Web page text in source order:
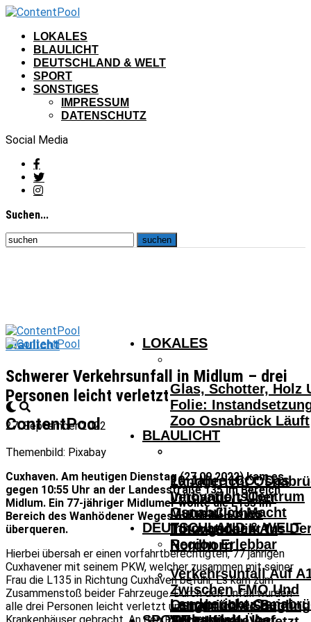
LOKALES
BLAULICHT
DEUTSCHLAND & WELT
SPORT
SONSTIGES
IMPRESSUM
DATENSCHUTZ
Social Media
Suchen...
ContentPool
LOKALES
Glas, Schotter, Holz
Folie:
Zoo Osnabrück Läuft
10 Jahre ICO: Das
InnovationsCentrum
Osnabrück Macht
Innovationen Aus
Region Erlebbar
Landgericht
BLAULICHT
Landgericht
Verhandelt Über
Mutmaßliches
Tötungsdelikt In
Nordhorn
Osnabrücker Beim
DEUTSCHLAND & WELT
Verkehrsunfall Auf
Zwischen FMO Und
Lengerich –
Blaulicht
Schwerer Verkehrsunfall in Midlum – drei
Personen leicht verletzt
27. September 2022
Themenbild: Pixabay
Cuxhaven. Am heutigen Dienstag (27.09.2022) kam es
gegen 10:55 Uhr an der Landesstraße 135 im Bereich
Midlum. Ein 77-jähriger Midlumer wollte die L135 im
Bereich des Wanhödener Weges mit seinem PKW
überqueren.
Hierbei übersah er einen vorfahrtberechtigten, 77 jährigen
Cuxhavener mit seinem PKW, welcher zusammen mit seiner
Frau die L135 in Richtung Cuxhaven befuhr. Es kam zum
Zusammenstoß beider Fahrzeuge. Durch den Unfall wurden
alle drei Personen leicht verletzt und in umliegende
Krankenhäuser gebracht. An den PKW entstand